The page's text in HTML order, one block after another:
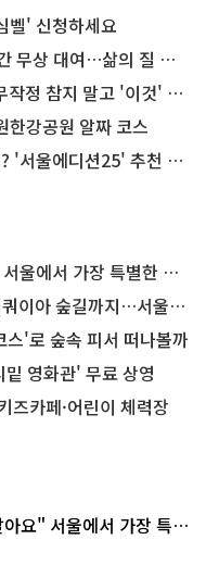
벨' 신청하세요
대여…삶의 질 높인다
지 말고 '이것' 해보세요!
강공원 알짜 코스
울에디션25' 추천 코스
장 특별한 편의점의 정체
길까지…서울둘레길 15코스
'로 숲속 피서 떠나볼까
영화관' 무료 상영
즈카페·어린이 체력장
요" 서울에서 가장 특별